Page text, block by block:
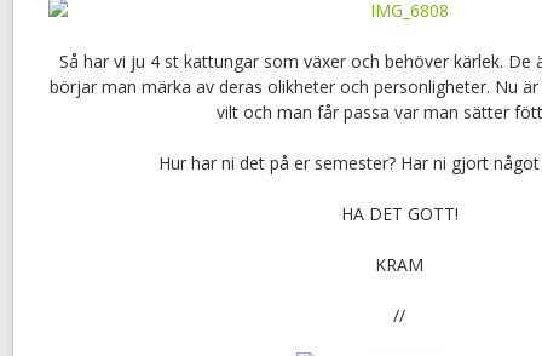
Så har vi ju 4 st kattungar som växer och behöver kärlek. De
börjar man märka av deras olikheter och personligheter. Nu
vilt och man får passa var man sätter
Hur har ni det på er semester? Har ni gjort
HA DET GOTT!
KRAM
//